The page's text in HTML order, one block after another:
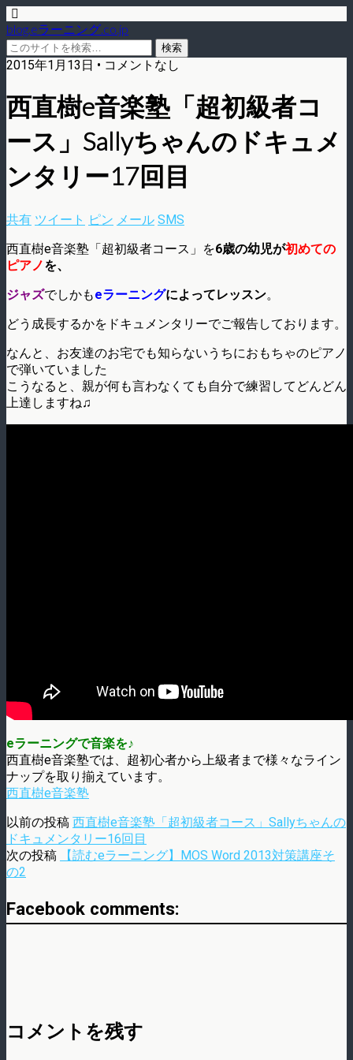
blog.eラーニング.co.jp
2015年1月13日 • コメントなし
西直樹e音楽塾「超初級者コ
ース」Sallyちゃんのドキュメ
ンタリー17回目
共有 ツイート ピン メール SMS
西直樹e音楽塾「超初級者コース」を6歳の幼児が初めての
ピアノを、
ジャズでしかもeラーニングによってレッスン。
どう成長するかをドキュメンタリーでご報告しております。
なんと、お友達のお宅でも知らないうちにおもちゃのピアノ
で弾いていました
こうなると、親が何も言わなくても自分で練習してどんどん
上達しますね♫
eラーニングで音楽を♪
西直樹e音楽塾では、超初心者から上級者まで様々なライン
ナップを取り揃えています。
西直樹e音楽塾
以前の投稿 西直樹e音楽塾「超初級者コース」Sallyちゃんの
ドキュメンタリー16回目
次の投稿
【読むeラーニング】MOS Word 2013対策講座そ
の2
Facebook comments:
コメントを残す